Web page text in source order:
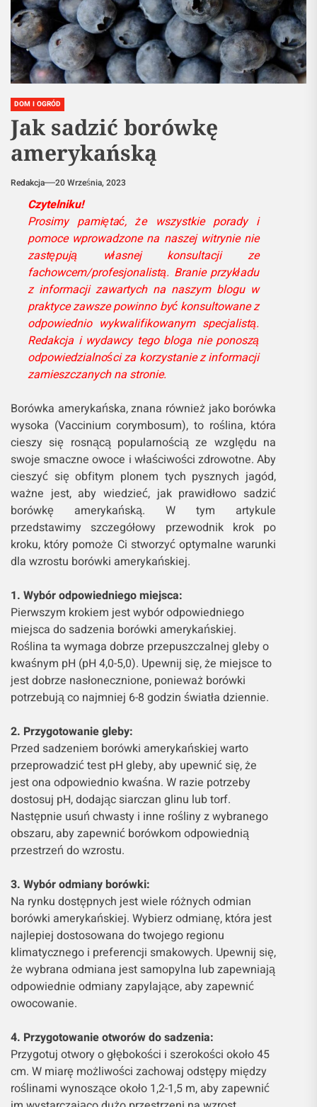
DOM I OGRÓD
Jak sadzić borówkę
amerykańską
Redakcja 20 Września, 2023
Czytelniku!
Prosimy pamiętać, że wszystkie porady i
pomoce wprowadzone na naszej witrynie nie
zastępują własnej konsultacji ze
fachowcem/profesjonalistą. Branie przykładu
z informacji zawartych na naszym blogu w
praktyce zawsze powinno być konsultowane z
odpowiednio wykwalifikowanym specjalistą.
Redakcja i wydawcy tego bloga nie ponoszą
odpowiedzialności za korzystanie z informacji
zamieszczanych na stronie.
Borówka amerykańska, znana również jako borówka
wysoka (Vaccinium corymbosum), to roślina, która
cieszy się rosnącą popularnością ze względu na
swoje smaczne owoce i właściwości zdrowotne. Aby
cieszyć się obfitym plonem tych pysznych jagód,
ważne jest, aby wiedzieć, jak prawidłowo sadzić
borówkę amerykańską. W tym artykule
przedstawimy szczegółowy przewodnik krok po
kroku, który pomoże Ci stworzyć optymalne warunki
dla wzrostu borówki amerykańskiej.
1. Wybór odpowiedniego miejsca:
Pierwszym krokiem jest wybór odpowiedniego
miejsca do sadzenia borówki amerykańskiej.
Roślina ta wymaga dobrze przepuszczalnej gleby o
kwaśnym pH (pH 4,0-5,0). Upewnij się, że miejsce to
jest dobrze nasłonecznione, ponieważ borówki
potrzebują co najmniej 6-8 godzin światła dziennie.
2. Przygotowanie gleby:
Przed sadzeniem borówki amerykańskiej warto
przeprowadzić test pH gleby, aby upewnić się, że
jest ona odpowiednio kwaśna. W razie potrzeby
dostosuj pH, dodając siarczan glinu lub torf.
Następnie usuń chwasty i inne rośliny z wybranego
obszaru, aby zapewnić borówkom odpowiednią
przestrzeń do wzrostu.
3. Wybór odmiany borówki:
Na rynku dostępnych jest wiele różnych odmian
borówki amerykańskiej. Wybierz odmianę, która jest
najlepiej dostosowana do twojego regionu
klimatycznego i preferencji smakowych. Upewnij się,
że wybrana odmiana jest samopylna lub zapewniają
odpowiednie odmiany zapylające, aby zapewnić
owocowanie.
4. Przygotowanie otworów do sadzenia:
Przygotuj otwory o głębokości i szerokości około 45
cm. W miarę możliwości zachowaj odstępy między
roślinami wynoszące około 1,2-1,5 m, aby zapewnić